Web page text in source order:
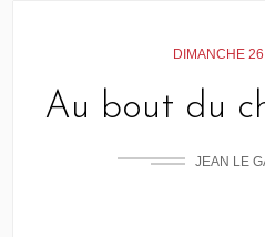
DIMANCHE
Au bout du
JEAN LE